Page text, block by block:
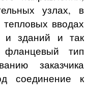
узлах, в
тепловых вводах
и зданий и так
тип
заказчика
соединение к